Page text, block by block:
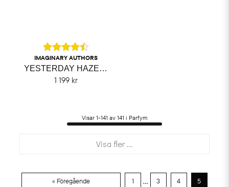
IMAGINARY AUTHORS
YESTERDAY HAZE IMAGINARY AUTHORS
1 199 kr
Visar 1-141 av 141 i Parfym
Visa fler ...
« Föregående 1 ... 3 4 5